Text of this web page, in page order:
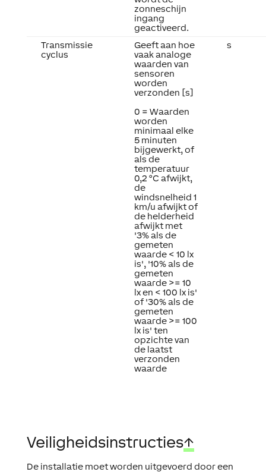
zonneschijn
ingang
geactiveerd.
Transmissie
cyclus
Geeft aan hoe
vaak analoge
waarden van
sensoren
worden
verzonden [s]
0 = Waarden
worden
minimaal elke
5 minuten
bijgewerkt, of
als de
temperatuur
0,2 °C afwijkt,
de
windsnelheid 1
km/u afwijkt of
de helderheid
afwijkt met
'3% als de
gemeten
waarde < 10 lx
is', '10% als de
gemeten
waarde >= 10
lx en < 100 lx is'
of '30% als de
gemeten
waarde >= 100
lx is' ten
opzichte van
de laatst
verzonden
waarde
s
Veiligheidsinstructies↑
De installatie moet worden uitgevoerd door een